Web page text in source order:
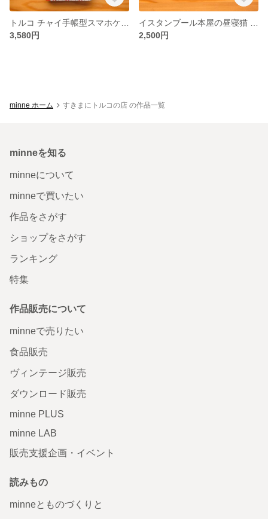
3,580円
2,500円
minne ホーム すきまにトルコの店 の作品一覧
minneを知る
minneについて
minneで買いたい
作品をさがす
ショップをさがす
ランキング
特集
作品販売について
minneで売りたい
食品販売
ヴィンテージ販売
ダウンロード販売
minne PLUS
minne LAB
販売支援企画・イベント
読みもの
minneとものづくりと